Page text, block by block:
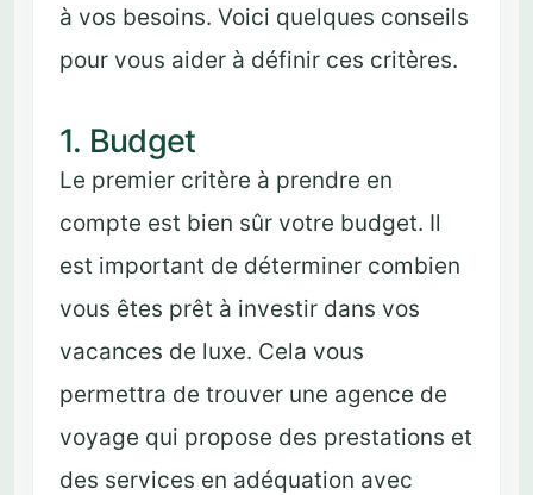
à vos besoins. Voici quelques conseils
pour vous aider à définir ces critères.
1. Budget
Le premier critère à prendre en
compte est bien sûr votre budget. Il
est important de déterminer combien
vous êtes prêt à investir dans vos
vacances de luxe. Cela vous
permettra de trouver une agence de
voyage qui propose des prestations et
des services en adéquation avec